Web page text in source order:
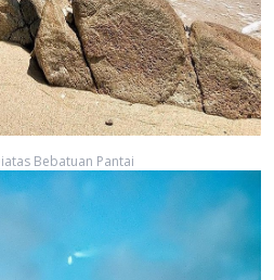
Bebatuan Pantai